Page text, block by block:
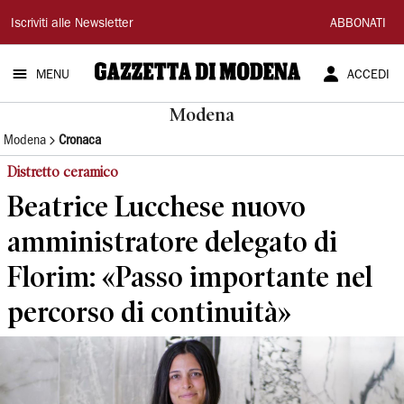
Gazzetta
di
Modena
Iscriviti alle Newsletter ABBONATI
MENU ACCEDI
Modena
Modena Cronaca
Distretto ceramico
Beatrice Lucchese nuovo
amministratore delegato di
Florim: «Passo importante nel
percorso di continuità»